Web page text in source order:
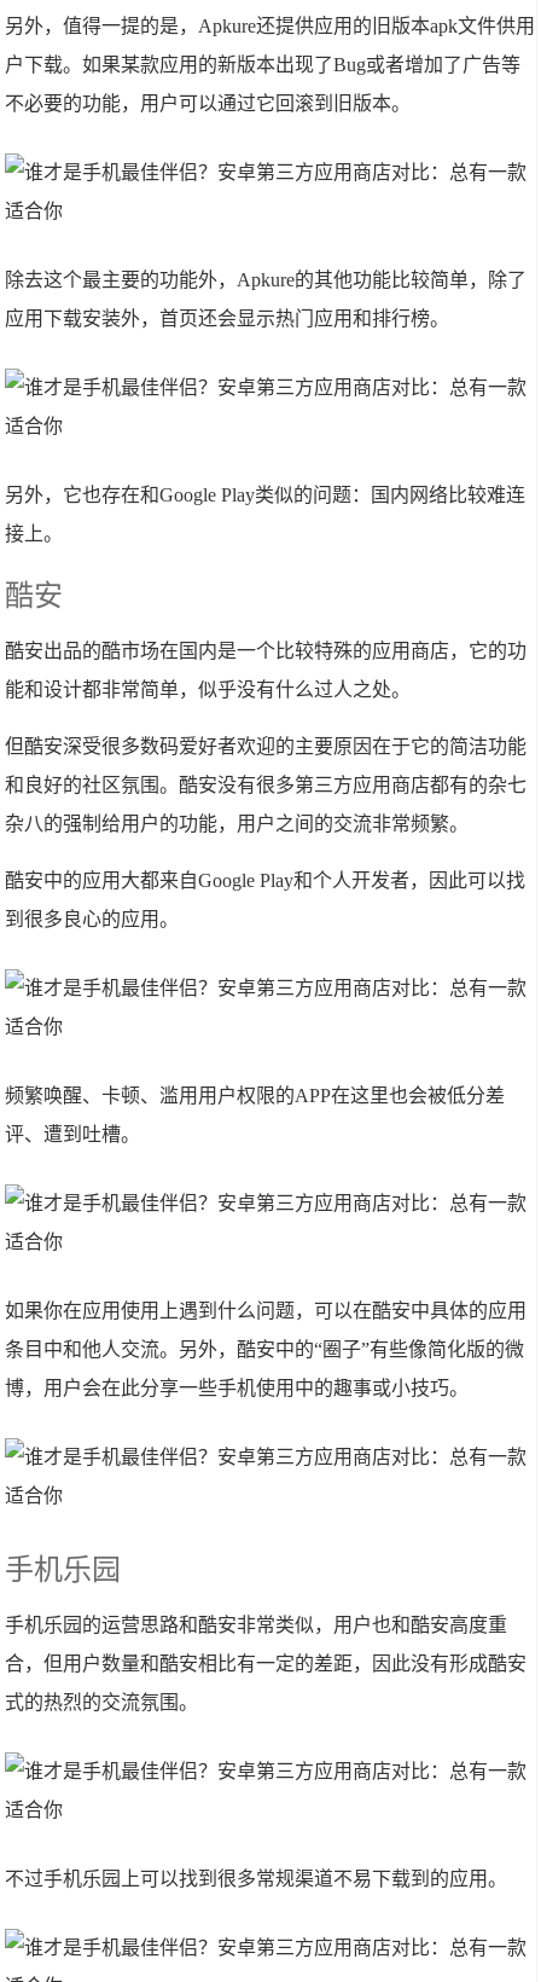
另外，值得一提的是，Apkure还提供应用的旧版本apk文件供用
户下载。如果某款应用的新版本出现了Bug或者增加了广告等
不必要的功能，用户可以通过它回滚到旧版本。
除去这个最主要的功能外，Apkure的其他功能比较简单，除了
应用下载安装外，首页还会显示热门应用和排行榜。
另外，它也存在和Google Play类似的问题：国内网络比较难连
接上。
酷安
酷安出品的酷市场在国内是一个比较特殊的应用商店，它的功
能和设计都非常简单，似乎没有什么过人之处。
但酷安深受很多数码爱好者欢迎的主要原因在于它的简洁功能
和良好的社区氛围。酷安没有很多第三方应用商店都有的杂七
杂八的强制给用户的功能，用户之间的交流非常频繁。
酷安中的应用大都来自Google Play和个人开发者，因此可以找
到很多良心的应用。
频繁唤醒、卡顿、滥用用户权限的APP在这里也会被低分差
评、遭到吐槽。
如果你在应用使用上遇到什么问题，可以在酷安中具体的应用
条目中和他人交流。另外，酷安中的“圈子”有些像简化版的微
博，用户会在此分享一些手机使用中的趣事或小技巧。
手机乐园
手机乐园的运营思路和酷安非常类似，用户也和酷安高度重
合，但用户数量和酷安相比有一定的差距，因此没有形成酷安
式的热烈的交流氛围。
不过手机乐园上可以找到很多常规渠道不易下载到的应用。